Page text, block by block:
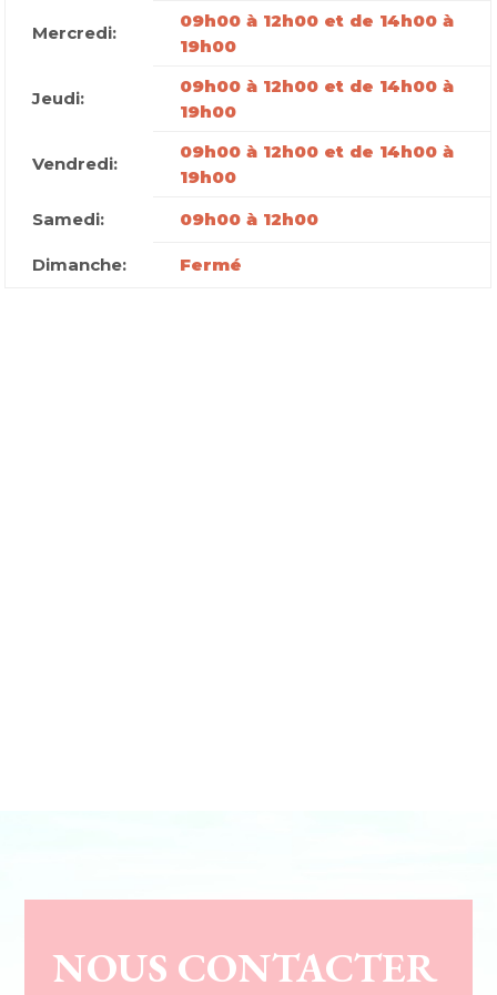
Mercredi:
09h00 à 12h00 et de 14h00 à
19h00
Jeudi:
09h00 à 12h00 et de 14h00 à
19h00
Vendredi:
09h00 à 12h00 et de 14h00 à
19h00
Samedi:
09h00 à 12h00
Dimanche: Fermé
NOUS CONTACTER